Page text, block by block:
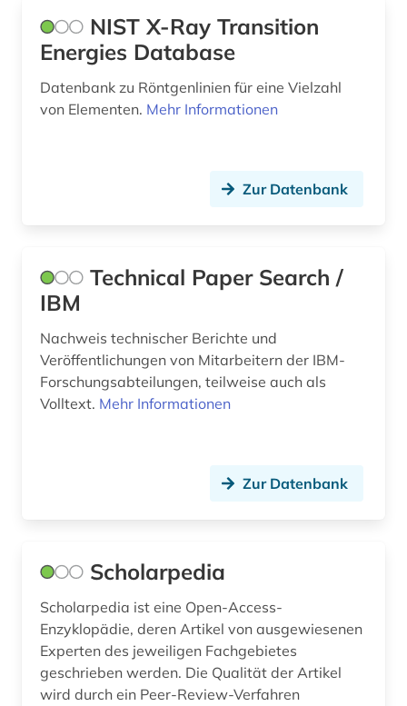
NIST X-Ray Transition
Energies Database
Datenbank zu Röntgenlinien für eine Vielzahl
von Elementen. Mehr Informationen
Zur Datenbank
Technical Paper Search /
IBM
Nachweis technischer Berichte und
Veröffentlichungen von Mitarbeitern der IBM-
Forschungsabteilungen, teilweise auch als
Volltext. Mehr Informationen
Zur Datenbank
Scholarpedia
Scholarpedia ist eine Open-Access-
Enzyklopädie, deren Artikel von ausgewiesenen
Experten des jeweiligen Fachgebietes
geschrieben werden. Die Qualität der Artikel
wird durch ein Peer-Review-Verfahren